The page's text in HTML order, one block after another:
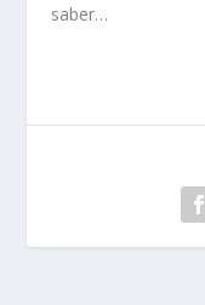
saber…